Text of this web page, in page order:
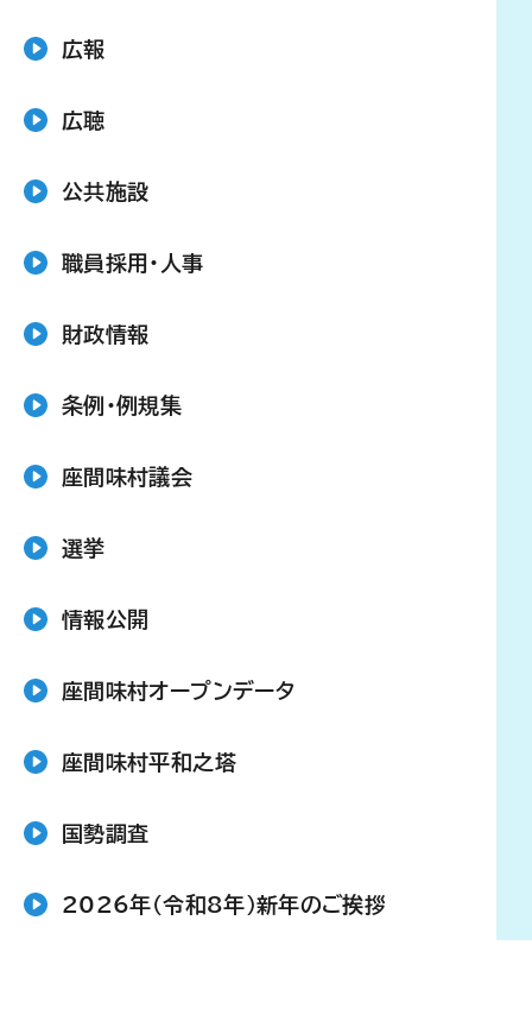
広報
広聴
公共施設
職員採用・人事
財政情報
条例・例規集
座間味村議会
選挙
情報公開
座間味村オープンデータ
座間味村平和之塔
国勢調査
2026年（令和8年）新年のご挨拶